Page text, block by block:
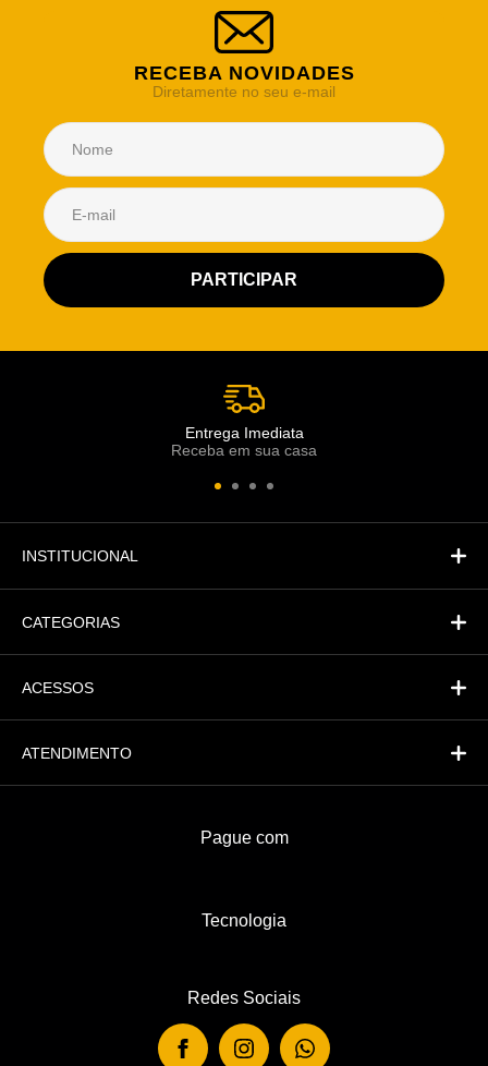
RECEBA NOVIDADES
Diretamente no seu e-mail
Entrega Imediata
Receba em sua casa
INSTITUCIONAL
CATEGORIAS
ACESSOS
ATENDIMENTO
Pague com
Tecnologia
Redes Sociais
Atendimento Rei de Casa